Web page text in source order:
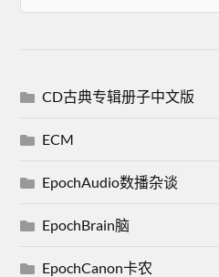
CD古典专辑册子中文版
ECM
EpochAudio数播杂谈
EpochBrain脑
EpochCanon卡农